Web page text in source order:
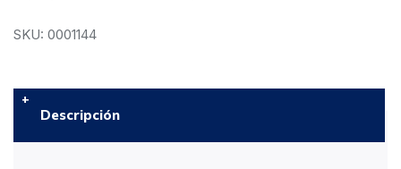
SKU: 0001144
Descripción